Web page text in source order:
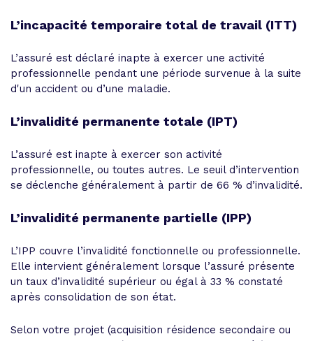
L’incapacité temporaire total de travail (ITT)
L’assuré est déclaré inapte à exercer une activité
professionnelle pendant une période survenue à la suite
d'un accident ou d’une maladie.
L’invalidité permanente totale (IPT)
L’assuré est inapte à exercer son activité
professionnelle, ou toutes autres. Le seuil d’intervention
se déclenche généralement à partir de 66 % d’invalidité.
L’invalidité permanente partielle (IPP)
L’IPP couvre l’invalidité fonctionnelle ou professionnelle.
Elle intervient généralement lorsque l’assuré présente
un taux d’invalidité supérieur ou égal à 33 % constaté
après consolidation de son état.
Selon votre projet (acquisition résidence secondaire ou